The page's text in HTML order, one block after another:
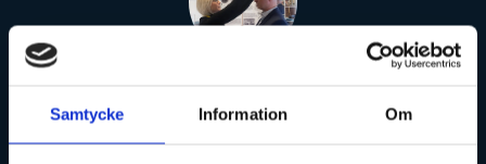
Samtycke Information Om
För att skapa den finaste hatt du
någonsin kommer att äga, tar vi